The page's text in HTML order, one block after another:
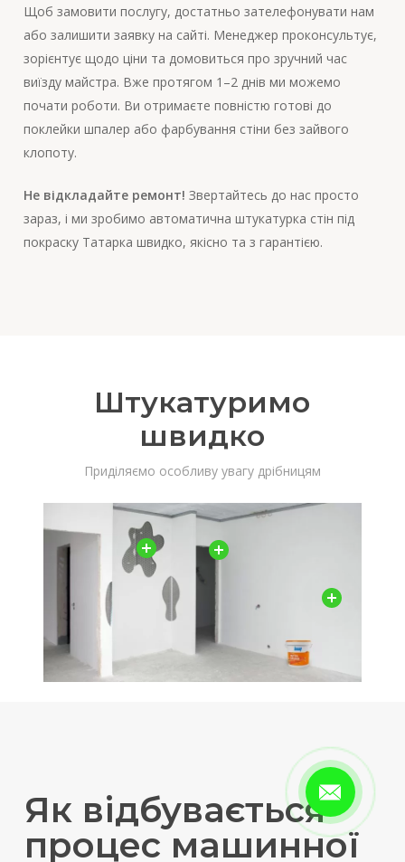
Щоб замовити послугу, достатньо зателефонувати нам
або залишити заявку на сайті. Менеджер проконсультує,
зорієнтує щодо ціни та домовиться про зручний час
виїзду майстра. Вже протягом 1–2 днів ми можемо
почати роботи. Ви отримаєте повністю готові до
поклейки шпалер або фарбування стіни без зайвого
клопоту.
Не відкладайте ремонт! Звертайтесь до нас просто
зараз, і ми зробимо автоматична штукатурка стін під
покраску Татарка швидко, якісно та з гарантією.
Штукатуримо
швидко
Приділяємо особливу увагу дрібницям
Як відбувається
процес машинної